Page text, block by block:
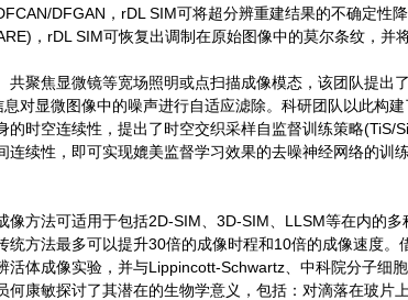
DFGAN，rDL SIM可将超分辨重建结果的不确定性
，rDL SIM可恢复出调制在原始图像中的莫尔条纹，并
聚焦显微镜等宽场照明或点扫描成像模态，该团队提出
对显微图像中的噪声进行自适应滤除。科研团队以此构
的时空连续性，提出了时空交织采样自监督训练策略(TiS/
连续性，即可实现媲美监督学习效果的去噪神经网络的训
方法可适用于包括2D-SIM、3D-SIM、LLSM等在内的
统方法最多可以提升30倍的成像时程和10倍的成像速度。
活体成像实验，并与Lippincott-Schwartz、中科院分子细
何康敏探讨了其潜在的生物学意义，包括：对滴落在玻片